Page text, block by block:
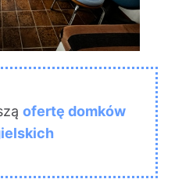
ofertę domków